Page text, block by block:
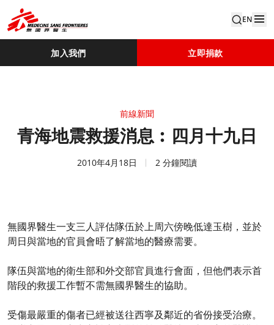
EN
加入我們 立即捐款
前線新聞
青海地震救援消息︰四月十九日
2010年4月18日 2 分鐘閱讀
無國界醫生一支三人評估隊伍於上周六傍晚低達玉樹，並於
周日與當地的官員會晤了解當地的醫療需要。
隊伍與當地的衛生部和外交部官員進行會面，但他們表示首
階段的救援工作暫不需無國界醫生的協助。
受傷最嚴重的傷者已經被送往西寧及鄰近的省份接受治療。